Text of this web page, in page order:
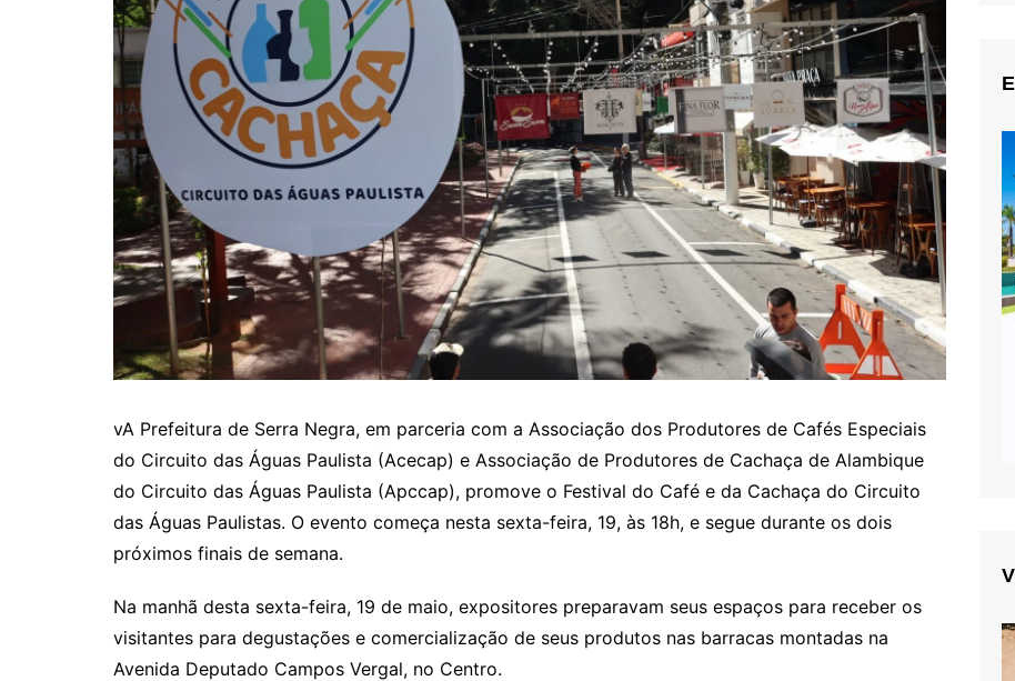
vA Prefeitura de Serra Negra, em parceria com a Associação dos Produtores de Cafés Especiais
do Circuito das Águas Paulista (Acecap) e Associação de Produtores de Cachaça de Alambique
do Circuito das Águas Paulista (Apccap), promove o Festival do Café e da Cachaça do Circuito
das Águas Paulistas. O evento começa nesta sexta-feira, 19, às 18h, e segue durante os dois
próximos finais de semana.
Na manhã desta sexta-feira, 19 de maio, expositores preparavam seus espaços para receber os
visitantes para degustações e comercialização de seus produtos nas barracas montadas na
Avenida Deputado Campos Vergal, no Centro.